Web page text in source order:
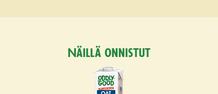
Näillä onnistut